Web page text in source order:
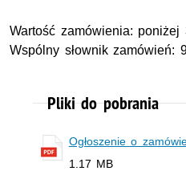
Wartość zamówienia:
Wspólny słownik zamówień:
Pliki do pobrania
Ogłoszenie o
1.17 MB